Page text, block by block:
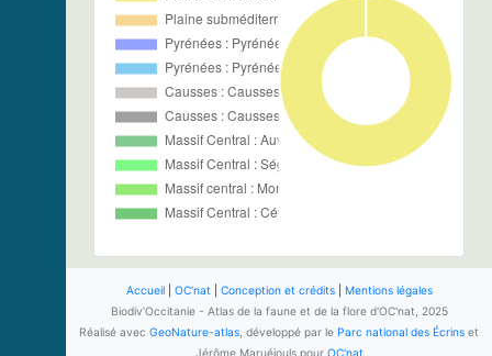
Accueil| OC'nat| Conception et crédits| Mentions légales
Biodiv'Occitanie - Atlas de la faune et de la flore d'OC'nat, 2025
Réalisé avec GeoNature-atlas , développé par le Parc national des Écrins et
Jérôme Maruéjouls pour OC'nat